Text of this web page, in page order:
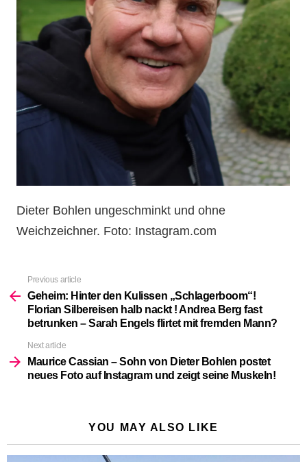
Dieter Bohlen ungeschminkt und ohne
Weichzeichner. Foto: Instagram.com
more
Previous article
Geheim: Hinter den Kulissen „Schlagerboom“!
Florian Silbereisen halb nackt ! Andrea Berg fast
betrunken – Sarah Engels flirtet mit fremden Mann?
Next article
Maurice Cassian – Sohn von Dieter Bohlen postet
neues Foto auf Instagram und zeigt seine Muskeln!
YOU MAY ALSO LIKE